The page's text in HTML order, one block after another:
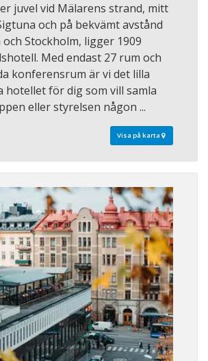
juvel vid Mälarens strand, mitt
och på bekvämt avstånd
Stockholm, ligger 1909
Med endast 27 rum och
konferensrum är vi det lilla
hotellet för dig som vill samla
eller styrelsen någon ...
Visa på karta